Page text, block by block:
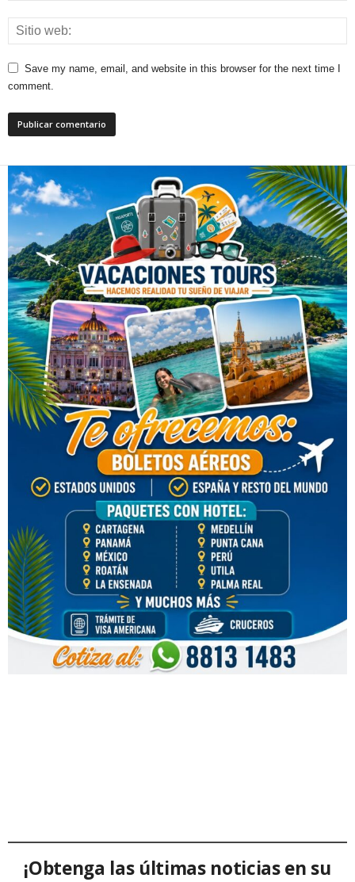
Save my name, email, and website in this browser for the next time I
comment.
¡Obtenga las últimas noticias en su